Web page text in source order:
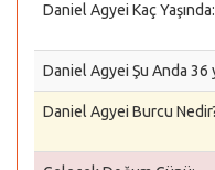
Daniel Agyei Kaç Yaşında:
Daniel Agyei Şu Anda 36
Daniel Agyei Burcu